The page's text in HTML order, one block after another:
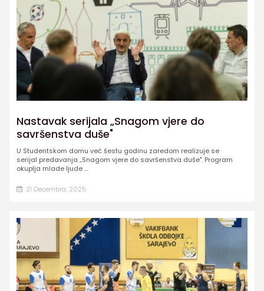
Nastavak serijala „Snagom vjere do
savršenstva duše"
U Studentskom domu već šestu godinu zaredom realizuje se
serijal predavanja „Snagom vjere do savršenstva duše". Program
okuplja mlade ljude ...
21 Decembra, 2025